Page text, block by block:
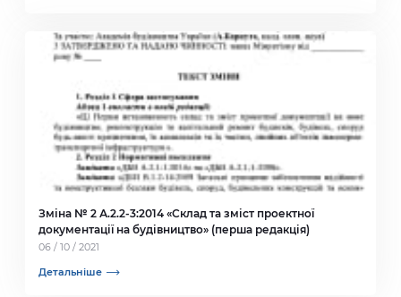
Зміна № 2 А.2.2-3:2014 «Склад та зміст проектної
документації на будівництво» (перша редакція)
06 / 10 / 2021
Детальніше